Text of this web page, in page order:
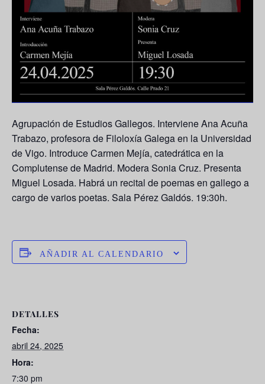
Agrupación de Estudios Gallegos. IntervieneAna Acuña
Trabazo, profesora de Filoloxía Galega en la Universidad
de Vigo. IntroduceCarmen Mejía, catedrática en la
Complutense de Madrid. ModeraSonia Cruz. Presenta
Miguel Losada. Habrá un recital de poemas en gallego a
cargo de varios poetas. Sala Pérez Galdós. 19:30h.
AÑADIR AL CALENDARIO
DETALLES
Fecha:
abril 24, 2025
Hora:
7:30 pm